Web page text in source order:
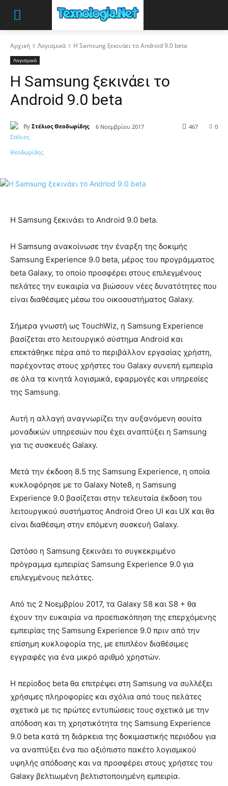
Αρχική Λογισμικά Η Samsung ξεκινάει το Android 9.0 beta
Λογισμικά
Η Samsung ξεκινάει το
Android 9.0 beta
By Στέλιος Θεοδωρίδης 6 Νοεμβρίου 2017 0
467
Η Samsung ξεκινάει το Android 9.0 beta.
Η Samsung ανακοίνωσε την έναρξη της δοκιμής
Samsung Experience 9.0 beta, μέρος του προγράμματος
beta Galaxy, το οποίο προσφέρει στους επιλεγμένους
πελάτες την ευκαιρία να βιώσουν νέες δυνατότητες που
είναι διαθέσιμες μέσω του οικοσυστήματος Galaxy.
Σήμερα γνωστή ως TouchWiz, η Samsung Experience
βασίζεται στο λειτουργικό σύστημα Android και
επεκτάθηκε πέρα ​​από το περιβάλλον εργασίας χρήστη,
παρέχοντας στους χρήστες του Galaxy συνεπή εμπειρία
σε όλα τα κινητά λογισμικά, εφαρμογές και υπηρεσίες
της Samsung.
Αυτή η αλλαγή αναγνωρίζει την αυξανόμενη σουίτα
μοναδικών υπηρεσιών που έχει αναπτύξει η Samsung
για τις συσκευές Galaxy.
Μετά την έκδοση 8.5 της Samsung Experience, η οποία
κυκλοφόρησε με το Galaxy Note8, η Samsung
Experience 9.0 βασίζεται στην τελευταία έκδοση του
λειτουργικού συστήματος Android Oreo UI και UX και θα
είναι διαθέσιμη στην επόμενη συσκευή Galaxy.
Ωστόσο η Samsung ξεκινάει το συγκεκριμένο
πρόγραμμα εμπειρίας Samsung Experience 9.0 για
επιλεγμένους πελάτες.
Από τις 2 Νοεμβρίου 2017, τα Galaxy S8 και S8 + θα
έχουν την ευκαιρία να προεπισκόπηση της επερχόμενης
εμπειρίας της Samsung Experience 9.0 πριν από την
επίσημη κυκλοφορία της, με επιπλέον διαθέσιμες
εγγραφές για ένα μικρό αριθμό χρηστών.
Η περίοδος beta θα επιτρέψει στη Samsung να συλλέξει
χρήσιμες πληροφορίες και σχόλια από τους πελάτες
σχετικά με τις πρώτες εντυπώσεις τους σχετικά με την
απόδοση και τη χρηστικότητα της Samsung Experience
9.0 beta κατά τη διάρκεια της δοκιμαστικής περιόδου για
να αναπτύξει ένα πιο αξιόπιστο πακέτο λογισμικού
υψηλής απόδοσης και να προσφέρει στους χρήστες του
Galaxy βελτιωμένη βελτιστοποιημένη εμπειρία.